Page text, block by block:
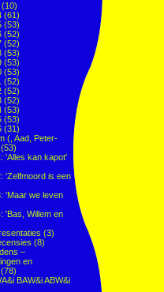
(10)
(61)
(53)
(52)
(52)
(53)
(53)
(53)
(52)
(52)
(52)
(53)
(53)
(31)
(, Aad, Peter-
(53)
'Alles kan kapot'
'Zelfmoord is een
'Maar we leven
'Bas, Willem en
(3)
(8)
–
en
(78)
BAW&i ABW&i